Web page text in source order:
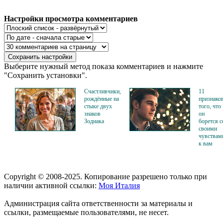
Настройки просмотра комментариев
Выберите нужный метод показа комментариев и нажмите
"Сохранить установки".
Счастливчики,
рождённые на
стыке двух
знаков
Зодиака
11
того, что
он
борется
своими
к вам
Copyright © 2008-2025. Копирование разрешено только при
наличии активной ссылки: Моя Италия
Администрация сайта ответственности за материалы и
ссылки, размещаемые пользователями, не несет.